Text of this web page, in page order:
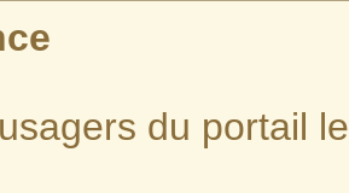
du portail